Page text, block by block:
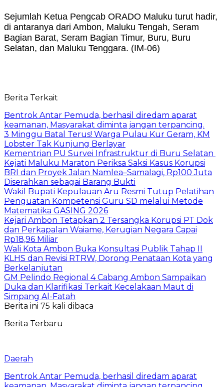
Sejumlah Ketua Pengcab ORADO Maluku turut hadir,
di antaranya dari Ambon, Maluku Tengah, Seram
Bagian Barat, Seram Bagian Timur, Buru, Buru
Selatan, dan Maluku Tenggara. (IM-06)
Berita Terkait
Bentrok Antar Pemuda, berhasil diredam aparat
keamanan, Masyarakat diminta jangan terpancing.
3 Minggu Batal Terus! Warga Pulau Kur Geram, KM
Lobster Tak Kunjung Berlayar
Kementrian PU Survei Infrastruktur di Buru Selatan
Kejati Maluku Maraton Periksa Saksi Kasus Korupsi
BRI dan Proyek Jalan Namlea–Samalagi, Rp100 Juta
Diserahkan sebagai Barang Bukti
Wakil Bupati Kepulauan Aru Resmi Tutup Pelatihan
Penguatan Kompetensi Guru SD melalui Metode
Matematika GASING 2026
Kejari Ambon Tetapkan 2 Tersangka Korupsi PT Dok
dan Perkapalan Waiame, Kerugian Negara Capai
Rp18,96 Miliar
Wali Kota Ambon Buka Konsultasi Publik Tahap II
KLHS dan Revisi RTRW, Dorong Penataan Kota yang
Berkelanjutan
GM Pelindo Regional 4 Cabang Ambon Sampaikan
Duka dan Klarifikasi Terkait Kecelakaan Maut di
Simpang Al-Fatah
Berita ini 75 kali dibaca
Berita Terbaru
Daerah
Bentrok Antar Pemuda, berhasil diredam aparat